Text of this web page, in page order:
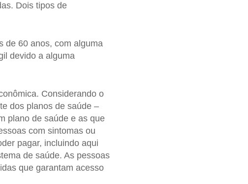
Dois tipos de
de 60 anos, com alguma
devido a alguma
Considerando o
dos planos de saúde –
plano de saúde e as que
com sintomas ou
pagar, incluindo aqui
de saúde. As pessoas
que garantam acesso